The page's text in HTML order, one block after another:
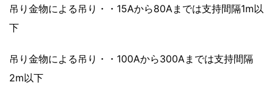
吊り金物による吊り・・15Aから80Aまでは支持間隔1m以
下
吊り金物による吊り・・100Aから300Aまでは支持間隔
2m以下